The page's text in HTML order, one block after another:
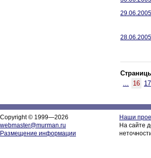
29.06.2005
28.06.2005
...
16 17
Copyright © 1999—2026
webmaster@murman.ru
Размещение информации
Наши
На сайте